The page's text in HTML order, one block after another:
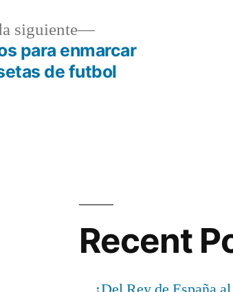
siguiente
Entrada
siguiente:
para enmarcar
de futbol
Recent